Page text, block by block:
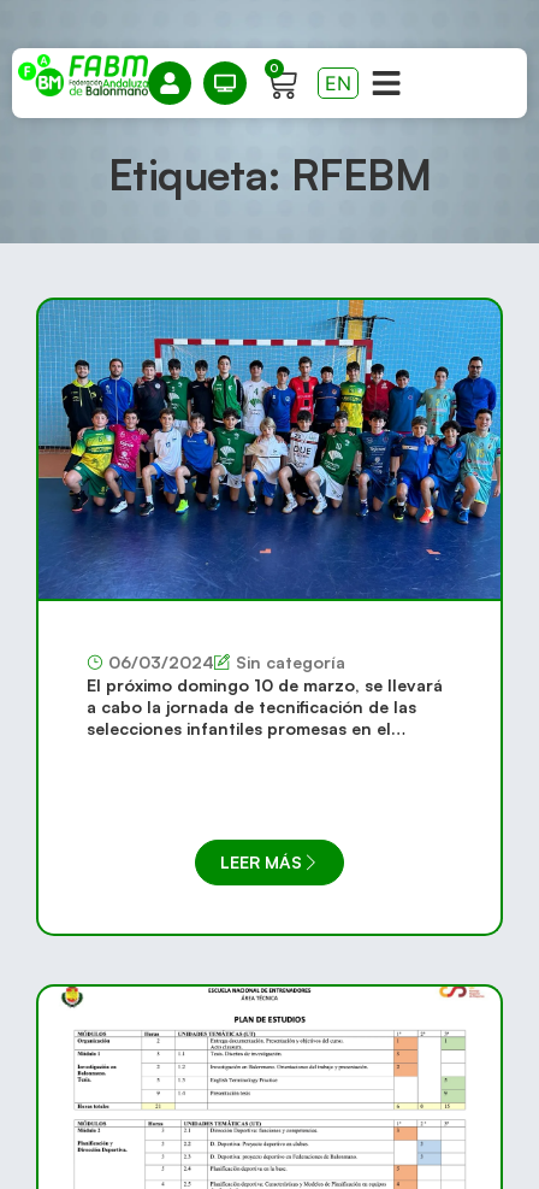
0
EN
Etiqueta: RFEBM
06/03/2024
Sin categoría
El próximo domingo 10 de marzo, se llevará
a cabo la jornada de tecnificación de las
selecciones infantiles promesas en el
LEER MÁS